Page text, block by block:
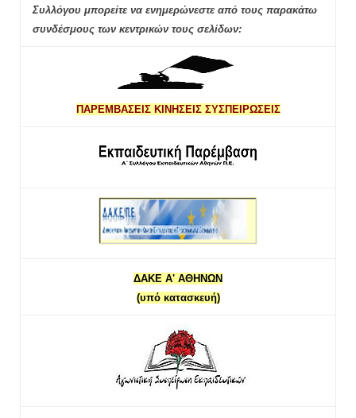
Συλλόγου μπορείτε να ενημερώνεστε από τους παρακάτω
συνδέσμους των κεντρικών τους σελίδων:
ΠΑΡΕΜΒΑΣΕΙΣ ΚΙΝΗΣΕΙΣ ΣΥΣΠΕΙΡΩΣΕΙΣ
ΔΑΚΕ Α' ΑΘΗΝΩΝ
(υπό κατασκευή)